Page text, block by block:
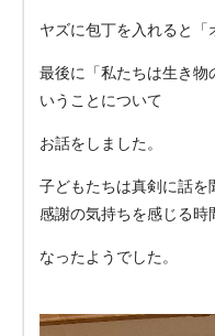
ヤズに包丁を入れると「
最後に「私たちは生き物
いうことについて
お話をしました。
子どもたちは真剣に話
感謝の気持ちを感じる時
なったようでした。